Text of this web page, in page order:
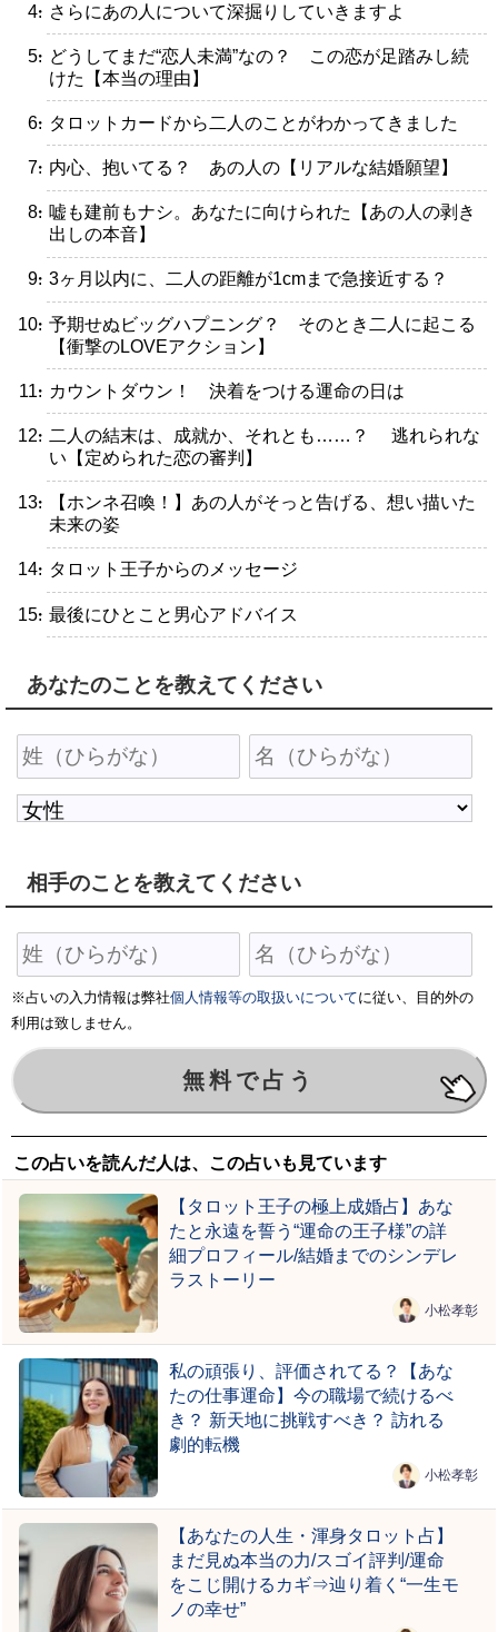
・さらにあの人について深掘りしていきますよ
・どうしてまだ“恋人未満”なの？ この恋が足踏みし続
けた【本当の理由】
・タロットカードから二人のことがわかってきました
・内心、抱いてる？ あの人の【リアルな結婚願望】
・嘘も建前もナシ。あなたに向けられた【あの人の剥き
出しの本音】
・3ヶ月以内に、二人の距離が1cmまで急接近する？
・予期せぬビッグハプニング？ そのとき二人に起こる
【衝撃のLOVEアクション】
・カウントダウン！ 決着をつける運命の日は
・二人の結末は、成就か、それとも……？ 逃れられな
い【定められた恋の審判】
・【ホンネ召喚！】あの人がそっと告げる、想い描いた
未来の姿
・タロット王子からのメッセージ
・最後にひとこと男心アドバイス
あなたのことを教えてください
相手のことを教えてください
※占いの入力情報は弊社個人情報等の取扱いについてに従い、目的外の
利用は致しません。
この占いを読んだ人は、この占いも見ています
【タロット王子の極上成婚占】あな
たと永遠を誓う“運命の王子様”の詳
細プロフィール/結婚までのシンデレ
ラストーリー
小松孝彰
私の頑張り、評価されてる？【あな
たの仕事運命】今の職場で続けるべ
き？ 新天地に挑戦すべき？ 訪れる
劇的転機
小松孝彰
【あなたの人生・渾身タロット占】
まだ見ぬ本当の力/スゴイ評判/運命
をこじ開けるカギ⇒辿り着く“一生モ
ノの幸せ”